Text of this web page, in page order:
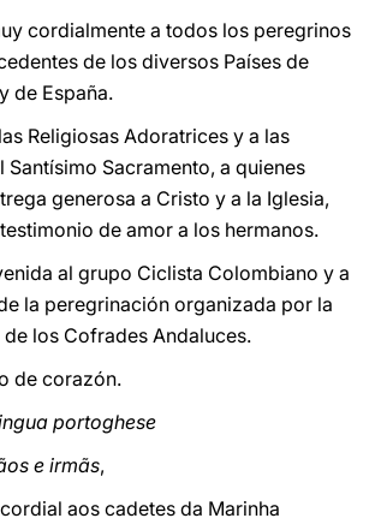
cordialmente a todos los peregrinos
de los diversos Países de
de España.
Religiosas Adoratrices y a las
Santísimo Sacramento, a quienes
generosa a Cristo y a la Iglesia,
de amor a los hermanos.
al grupo Ciclista Colombiano y a
la peregrinación organizada por la
de los Cofrades Andaluces.
de corazón.
portoghese
e irmãs,
aos cadetes da Marinha